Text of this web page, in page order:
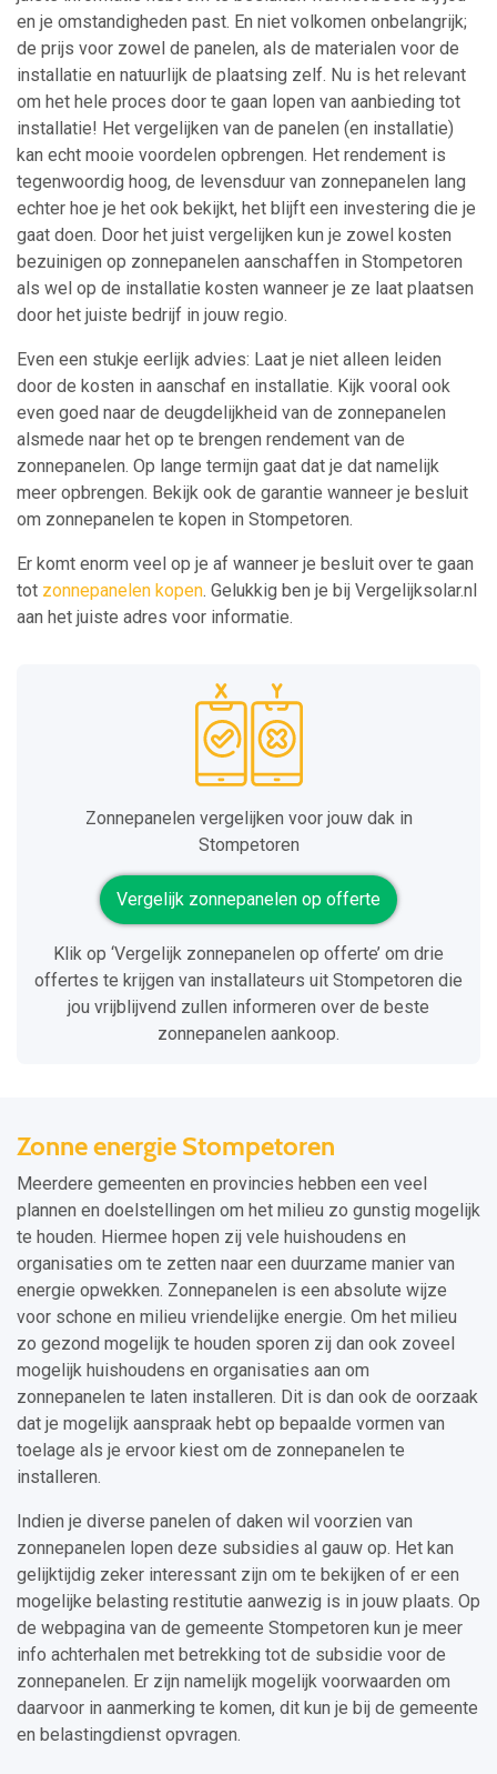
en je omstandigheden past. En niet volkomen onbelangrijk;
de prijs voor zowel de panelen, als de materialen voor de
installatie en natuurlijk de plaatsing zelf. Nu is het relevant
om het hele proces door te gaan lopen van aanbieding tot
installatie! Het vergelijken van de panelen (en installatie)
kan echt mooie voordelen opbrengen. Het rendement is
tegenwoordig hoog, de levensduur van zonnepanelen lang
echter hoe je het ook bekijkt, het blijft een investering die je
gaat doen. Door het juist vergelijken kun je zowel kosten
bezuinigen op zonnepanelen aanschaffen in Stompetoren
als wel op de installatie kosten wanneer je ze laat plaatsen
door het juiste bedrijf in jouw regio.
Even een stukje eerlijk advies: Laat je niet alleen leiden
door de kosten in aanschaf en installatie. Kijk vooral ook
even goed naar de deugdelijkheid van de zonnepanelen
alsmede naar het op te brengen rendement van de
zonnepanelen. Op lange termijn gaat dat je dat namelijk
meer opbrengen. Bekijk ook de garantie wanneer je besluit
om zonnepanelen te kopen in Stompetoren.
Er komt enorm veel op je af wanneer je besluit over te gaan
tot zonnepanelen kopen. Gelukkig ben je bij Vergelijksolar.nl
aan het juiste adres voor informatie.
Zonnepanelen vergelijken voor jouw dak in
Stompetoren
Vergelijk zonnepanelen op offerte
Klik op ‘Vergelijk zonnepanelen op offerte’ om drie
offertes te krijgen van installateurs uit Stompetoren die
jou vrijblijvend zullen informeren over de beste
zonnepanelen aankoop.
Zonne energie Stompetoren
Meerdere gemeenten en provincies hebben een veel
plannen en doelstellingen om het milieu zo gunstig mogelijk
te houden. Hiermee hopen zij vele huishoudens en
organisaties om te zetten naar een duurzame manier van
energie opwekken. Zonnepanelen is een absolute wijze
voor schone en milieu vriendelijke energie. Om het milieu
zo gezond mogelijk te houden sporen zij dan ook zoveel
mogelijk huishoudens en organisaties aan om
zonnepanelen te laten installeren. Dit is dan ook de oorzaak
dat je mogelijk aanspraak hebt op bepaalde vormen van
toelage als je ervoor kiest om de zonnepanelen te
installeren.
Indien je diverse panelen of daken wil voorzien van
zonnepanelen lopen deze subsidies al gauw op. Het kan
gelijktijdig zeker interessant zijn om te bekijken of er een
mogelijke belasting restitutie aanwezig is in jouw plaats. Op
de webpagina van de gemeente Stompetoren kun je meer
info achterhalen met betrekking tot de subsidie voor de
zonnepanelen. Er zijn namelijk mogelijk voorwaarden om
daarvoor in aanmerking te komen, dit kun je bij de gemeente
en belastingdienst opvragen.